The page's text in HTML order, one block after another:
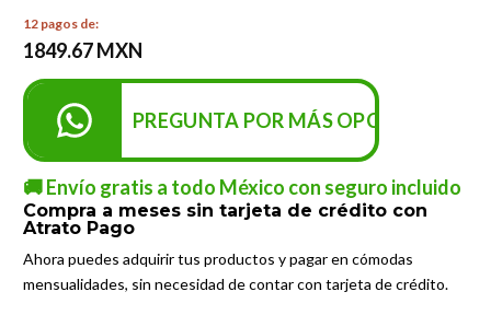
12 pagos de:
1849.67 MXN
PREGUNTA POR MÁS OPCIONES DE
🚚 Envío gratis a todo México con seguro incluido
Compra a meses sin tarjeta de crédito con
Atrato Pago
Ahora puedes adquirir tus productos y pagar en cómodas
mensualidades, sin necesidad de contar con tarjeta de crédito.